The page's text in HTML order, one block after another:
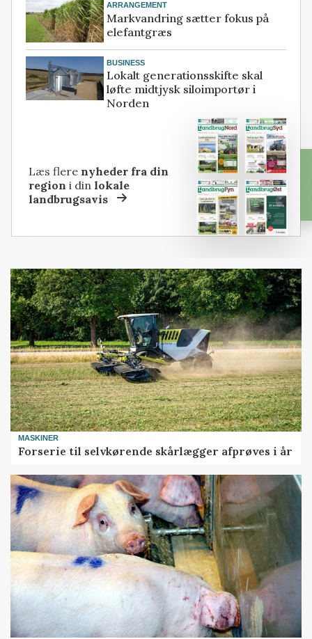
ARRANGEMENT
Markvandring sætter fokus på
elefantgræs
BUSINESS
Lokalt generationsskifte skal
løfte midtjysk siloimportør i
Norden
Læs flere nyheder fra din
region i dinlokale
landbrugsavis
MASKINER
Forserie til selvkørende skårlægger afprøves i år